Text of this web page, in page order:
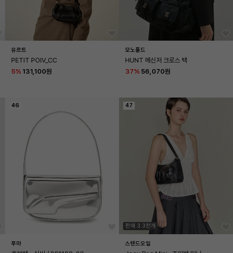
유르트
PETIT POIV_CC
5% 131,100원
모노폴드
HUNT 메신저 크로스 백
37% 56,070원
46
푸마
47
판매 3.3천개
스탠드오일